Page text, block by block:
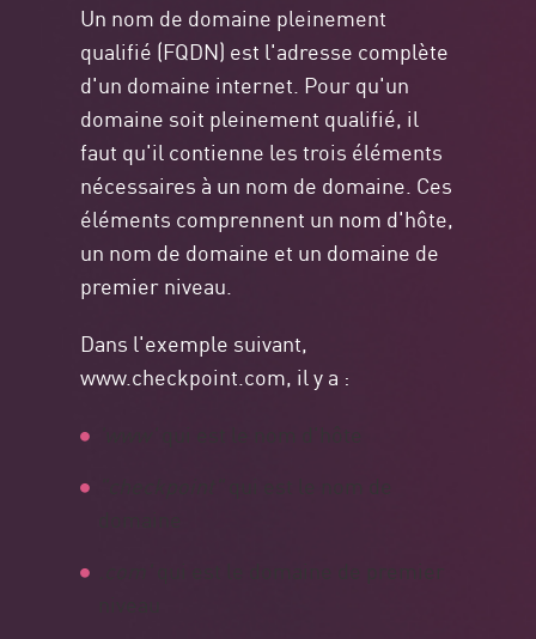
Un nom de domaine pleinement
qualifié (FQDN) est l'adresse complète
d'un domaine internet. Pour qu'un
domaine soit pleinement qualifié, il
faut qu'il contienne les trois éléments
nécessaires à un nom de domaine. Ces
éléments comprennent un nom d'hôte,
un nom de domaine et un domaine de
premier niveau.
Dans l'exemple suivant,
www.checkpoint.com, il y a :